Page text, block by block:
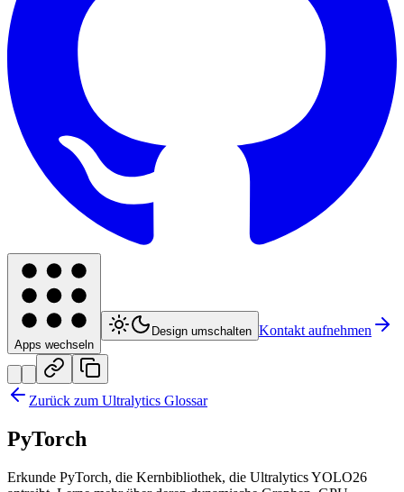
Apps wechseln
Design umschalten Kontakt aufnehmen
Zurück zum Ultralytics Glossar
PyTorch
Erkunde PyTorch, die Kernbibliothek, die Ultralytics YOLO26